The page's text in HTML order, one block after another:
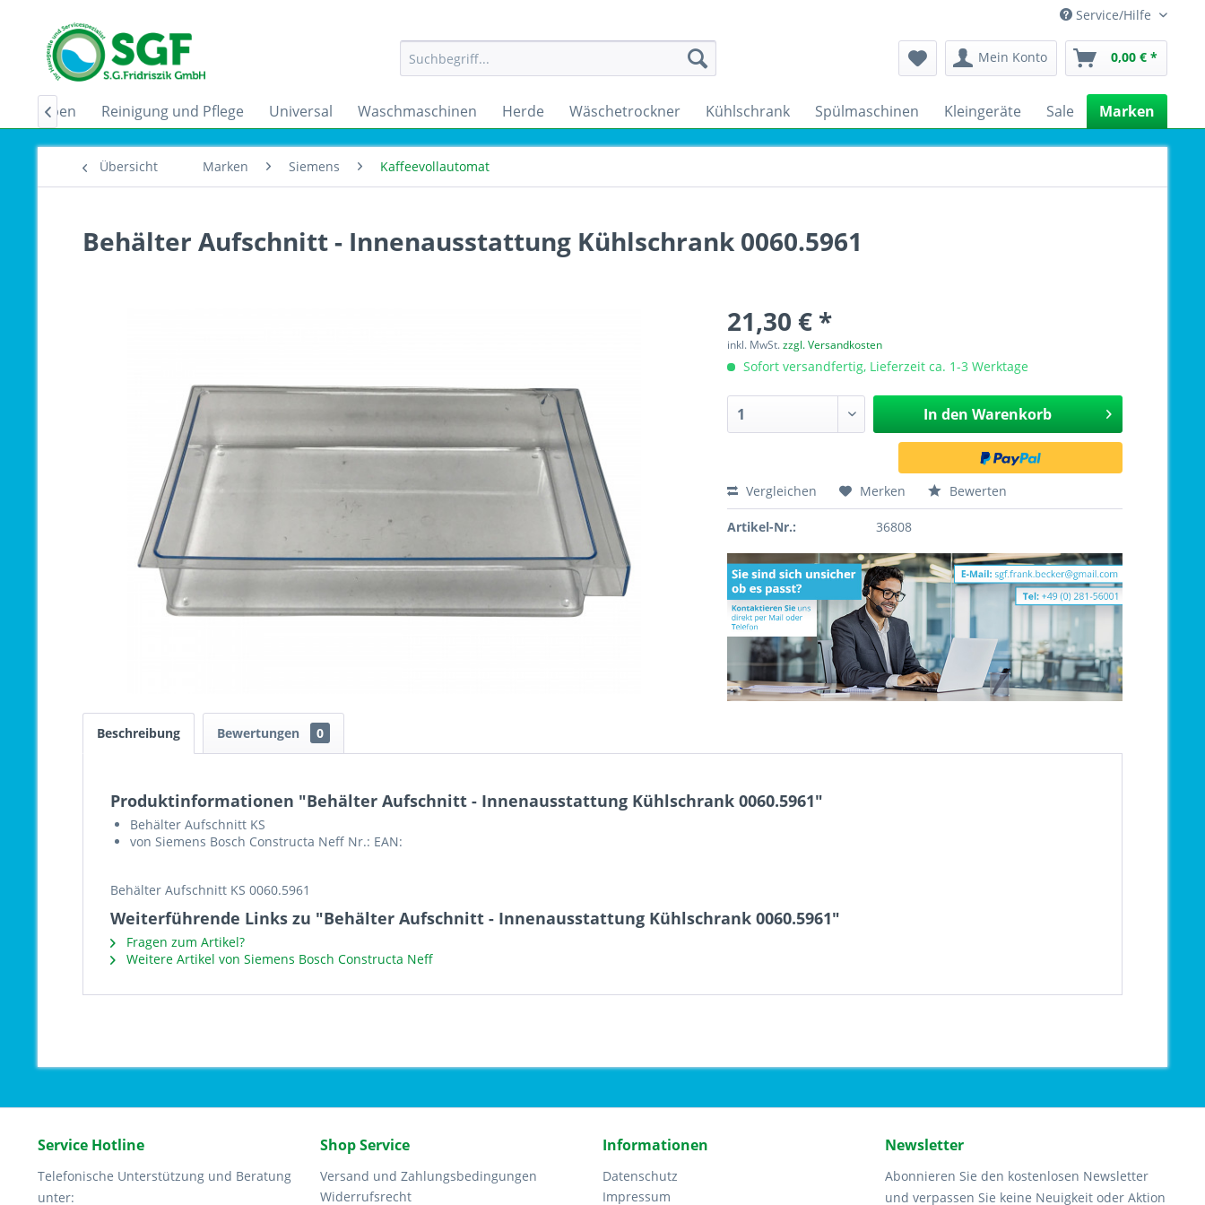
Service/Hilfe
Mein Konto 0,00 € *
Reinigung und Pflege Universal Waschmaschinen Herde Wäschetrockner Kühlschrank Spülmaschinen Kleingeräte Sale Marken

Übersicht Marken Siemens Kaffeevollautomat
Behälter Aufschnitt - Innenausstattung Kühlschrank 0060.5961
21,30 € *
inkl. MwSt.zzgl. Versandkosten
Sofort versandfertig, Lieferzeit ca. 1-3 Werktage
In den Warenkorb
Vergleichen Merken Bewerten
Artikel-Nr.: 36808
Beschreibung Bewertungen 0
Produktinformationen "Behälter Aufschnitt - Innenausstattung Kühlschrank 0060.5961"
Behälter Aufschnitt KS
von Siemens Bosch Constructa Neff Nr.: EAN:
Behälter Aufschnitt KS 0060.5961
Weiterführende Links zu "Behälter Aufschnitt - Innenausstattung Kühlschrank 0060.5961"
Fragen zum Artikel?
Weitere Artikel von Siemens Bosch Constructa Neff
Service Hotline
Telefonische Unterstützung und Beratung
unter:
Shop Service
Versand und Zahlungsbedingungen
Widerrufsrecht
Informationen
Datenschutz
Impressum
Newsletter
Abonnieren Sie den kostenlosen Newsletter
und verpassen Sie keine Neuigkeit oder Aktion